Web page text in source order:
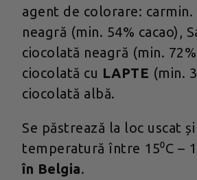
agent de colorare: carmin.
neagră (min. 54% cacao),
ciocolată neagră (min.
ciocolată cu LAPTE (min.
ciocolată albă.
Se păstrează la loc uscat
temperatură între 15⁰C –
în Belgia.